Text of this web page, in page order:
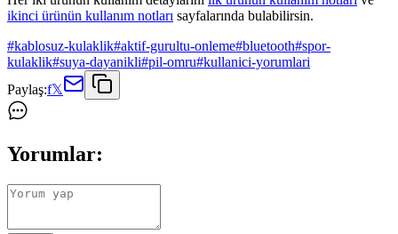
ikinci ürünün kullanım notları sayfalarında bulabilirsin.
#kablosuz-kulaklik#aktif-gurultu-onleme#bluetooth#spor-
kulaklik#suya-dayanikli#pil-omru#kullanici-yorumlari
Paylaş:f𝕏
Yorumlar: